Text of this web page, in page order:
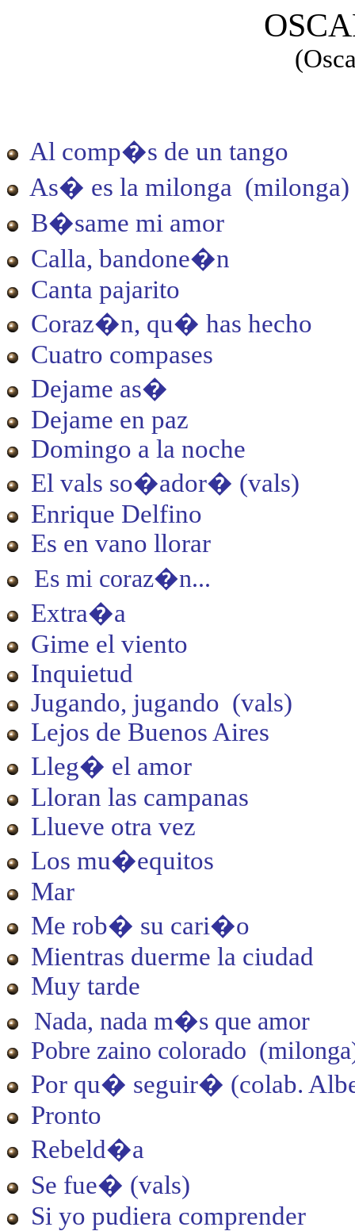
Al comp�s de un tango
As� es la milonga (milonga)
B�same mi amor
Calla, bandone�n
Canta pajarito
Coraz�n, qu� has hecho
Cuatro compases
Dejame as�
Dejame en paz
Domingo a la noche
El vals so�ador� (vals)
Enrique Delfino
Es en vano llorar
Es mi coraz�n...
Extra�a
Gime el viento
Inquietud
Jugando, jugando (vals)
Lejos de Buenos Aires
Lleg� el amor
Lloran las campanas
Llueve otra vez
Los mu�equitos
Mar
Me rob� su cari�o
Mientras duerme la ciudad
Muy tarde
Nada, nada m�s que amor
Pobre zaino colorado
Por qu� seguir� (colab.
Pronto
Rebeld�a
Se fue� (vals)
Si yo pudiera comprender